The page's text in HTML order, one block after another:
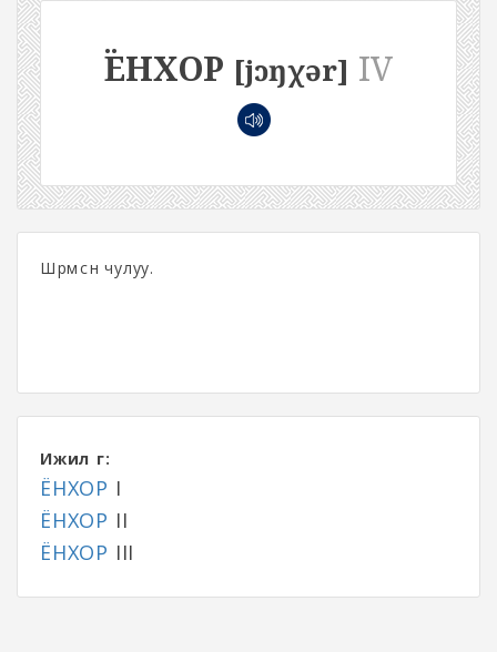
ЁНХОР [jɔŋχər] IV
Шөрмөсөн чулуу.
Ижил үг:
ЁНХОР I
ЁНХОР II
ЁНХОР III